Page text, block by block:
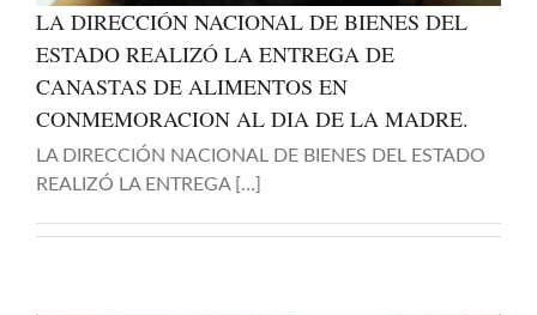
LA DIRECCIÓN NACIONAL DE BIENES DEL
ESTADO REALIZÓ LA ENTREGA DE
CANASTAS DE ALIMENTOS EN
CONMEMORACION AL DIA DE LA MADRE.
LA DIRECCIÓN NACIONAL DE BIENES DEL ESTADO
REALIZÓ LA ENTREGA […]